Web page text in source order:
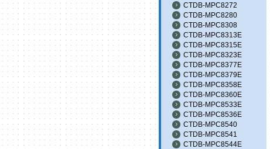
CTDB-MPC8272
CTDB-MPC8280
CTDB-MPC8308
CTDB-MPC8313E
CTDB-MPC8315E
CTDB-MPC8323E
CTDB-MPC8377E
CTDB-MPC8379E
CTDB-MPC8358E
CTDB-MPC8360E
CTDB-MPC8533E
CTDB-MPC8536E
CTDB-MPC8540
CTDB-MPC8541
CTDB-MPC8544E